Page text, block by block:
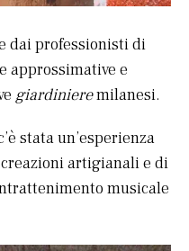
dai professionisti di
approssimative e
giardinieremilanesi.
stata un’esperienza
artigianali e di
musicale